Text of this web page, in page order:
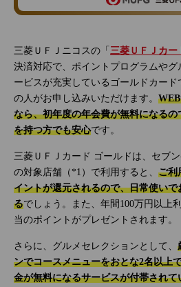
三菱ＵＦＪニコスの「 三菱ＵＦＪカー
決済対応で、ポイントプログラムや
ービスが充実しているゴールドカー
の人がお申し込みいただけます。
なら、初年度の年会費が無料になる
を持つ方でも安心です。
三菱ＵＦＪカード ゴールドは、セブ
の対象店舗（*1）で利用すると、 ご利
イントが還元されるので、日常使い
るでしょう。また、年間100万円以上
当のポイントがプレゼントされます。
さらに、グルメセレクションとして、
ンでコースメニューをおとな2名以上
金が無料になるサービスが付帯されて